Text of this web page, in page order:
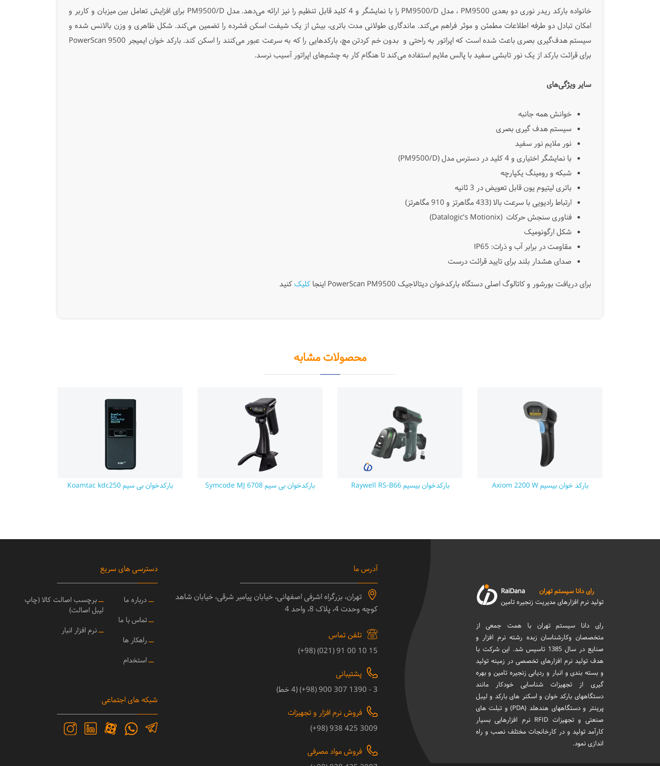
خانواده بارکد ریدر نوری دو بعدی PM9500 ، مدل PM9500/D را با نمایشگر و 4 کلید قابل تنظیم را نیز ارائه می‌دهد. مدل PM9500/D برای افزایش تعامل بین میزبان و کاربر و
امکان تبادل دو طرفه اطلاعات مطمئن و موثر فراهم می‌کند. ماندگاری طولانی مدت باتری، بیش از یک شیفت اسکن فشرده را تضمین می‌کند. شکل ظاهری و وزن بالانس شده و
سیستم هدف‌گیری بصری باعث شده است که اپراتور به راحتی و بدون خم کردتن مچ، بارکدهایی را که به سرعت عبور می‌کنند را اسکن کند. بارکد خوان ایمیجر PowerScan 9500
برای قرائت بارکد از یک نور تابشی سفید با پالس ملایم استفاده می‌کند تا هنگام کار به چشم‌های اپراتور آسیب نرسد.
سایر ویژگی‌های
خوانش همه جانبه
سیستم هدف گیری بصری
نور ملایم نور سفید
با نمایشگر اختیاری و 4 کلید در دسترس مدل (
PM9500/D
)
شبکه و رومینگ یکپارچه
باتری لیتیوم یون قابل تعویض در 3 ثانیه
ارتباط رادیویی با سرعت بالا (433 مگاهرتز و 910 مگاهرتز)
فناوری سنجش حرکات (Datalogic’s Motionix)
شکل ارگونومیک
مقاومت در برابر آب و ذرات: IP65
صدای هشدار بلند برای تایید قرائت درست
برای دریافت بورشور و کاتالوگ اصلی دستگاه بارکدخوان دیتالاجیک PowerScan PM9500 اینجا
کلیککنید
محصولات مشابه
بارکد خوان بیسیم Axiom 2200 W بارکدخوان بیسیم Raywell RS-B66 بارکدخوان بی سیم Symcode MJ 6708 بارکدخوان بی سیم Koamtac kdc250
رای دانا سیستم تهران
RaiDana
تولید نرم افزارهای مدیریت زنجیره تامین
رای دانا سیستم تهران با همت جمعی از
متخصصان وکارشناسان زبده رشته نرم افزار و
صنایع در سال 1385 تاسیس شد. این شرکت با
هدف تولید نرم افزارهای تخصصی در زمینه تولید
و بسته بندی و انبار و ردیابی زنجیره تامین و بهره
گیری از تجهیزات شناسایی خودکار مانند
دستگاههای بارکد خوان و اسکنر های بارکد و لیبل
پرینتر و دستگاههای هندهلد (PDA) و تبلت های
صنعتی و تجهیزات RFID نرم افزارهایی بسیار
کارآمد تولید و در کارخانجات مختلف نصب و راه
اندازی نمود.
آدرس ما
تهران، بزرگراه اشرفی اصفهانی، خیابان پیامبر شرقی، خیابان شاهد
کوچه وحدت 4، پلاک 8، واحد 4
تلفن تماس
15 10 00 91 (021) (98+)
پشتیبانی
3 - 1390 307 900 (98+) (4 خط)
فروش نرم افزار و تجهیزات
3009 425 938 (98+)
فروش مواد مصرفی
دسترسی های سریع
ــ درباره ما
ــتماس با ما
ــراهکار ها
ــ استخدام
ــبرچسب اصالت کالا (چاپ
لیبل اصالت)
ــنرم افزار انبار
شبکه های اجتماعی